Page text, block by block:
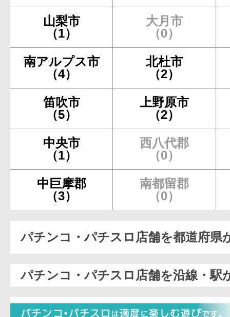
山梨市
（1）
大月市
（0）
南アルプス市
（4）
北杜市
（2）
笛吹市
（5）
上野原市
（2）
中央市
（1）
西八代郡
（0）
中巨摩郡
（3）
南都留郡
（0）
パチンコ・パチスロ店舗を都道府県
パチンコ・パチスロ店舗を沿線・駅